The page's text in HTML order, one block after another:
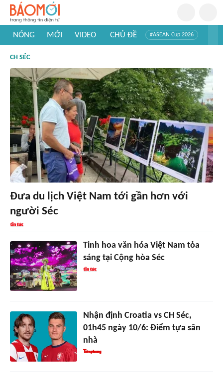
NÓNG MỚI VIDEO CHỦ ĐỀ #ASEAN Cup 2026
#Khám phá thế giới
CH SÉC
Đưa du lịch Việt Nam tới gần hơn với
người Séc
Tinh hoa văn hóa Việt Nam tỏa
sáng tại Cộng hòa Séc
Nhận định Croatia vs CH Séc,
01h45 ngày 10/6: Điểm tựa sân
nhà